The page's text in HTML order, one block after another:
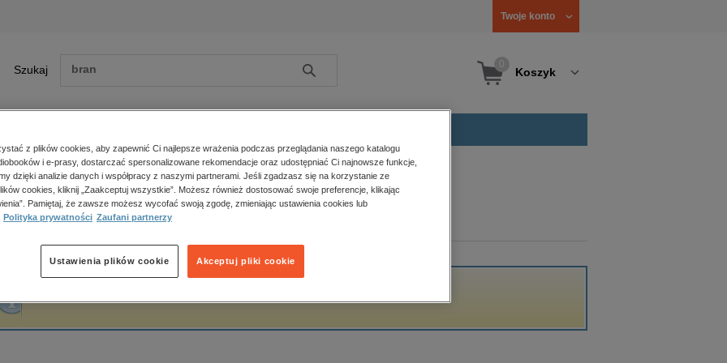
Twoje konto
Szukaj Szukaj Koszyk
Zobacz wszystkie E-prasa
polityka, społeczno-informacyjne
psychologiczne
popularno-naukowe
historia
główna Mateusz Szurman
Szurman
z plików cookies, aby zapewnić Ci najlepsze wrażenia podczas przeglądania naszego katalogu
i e-prasy, dostarczać spersonalizowane rekomendacje oraz udostępniać Ci najnowsze funkcje,
dzięki analizie danych i współpracy z naszymi partnerami. Jeśli zgadzasz się na korzystanie ze
cookies, kliknij „Zaakceptuj wszystkie”. Możesz również dostosować swoje preferencje, klikając
Pamiętaj, że zawsze możesz wycofać swoją zgodę, zmieniając ustawienia cookies lub
Polityka prywatności Zaufani partnerzy
Akceptuj pliki cookie
Ustawienia plików cookie